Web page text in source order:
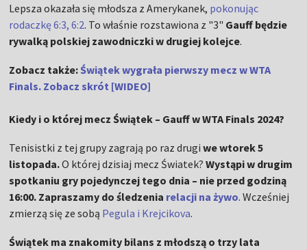
Lepsza okazała się młodsza z Amerykanek, pokonując
rodaczkę 6:3, 6:2. To właśnie rozstawiona z "3" Gauff będzie
rywalką polskiej zawodniczki w drugiej kolejce.
Zobacz także:Świątek wygrała pierwszy mecz w WTA
Finals. Zobacz skrót [WIDEO]
Kiedy i o której mecz Świątek – Gauff w WTA Finals 2024?
Tenisistki z tej grupy zagrają po raz drugiwe wtorek 5
listopada.O której dzisiaj mecz Światek?Wystąpi w drugim
spotkaniu gry pojedynczej tego dnia – nie przed godziną
16:00. Zapraszamy do śledzenia relacji na żywo. Wcześniej
zmierzą się ze sobą Pegula i Krejcikova.
Świątek ma znakomity bilans z młodszą o trzy lata